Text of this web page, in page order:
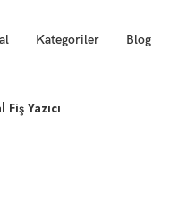
Kategoriler Blog
Yazıcı